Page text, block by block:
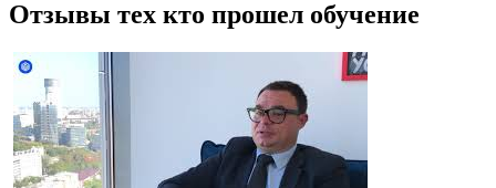
Отзывы тех кто прошел обучение